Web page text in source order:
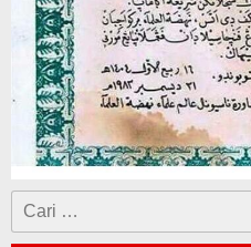
Cari
untuk: